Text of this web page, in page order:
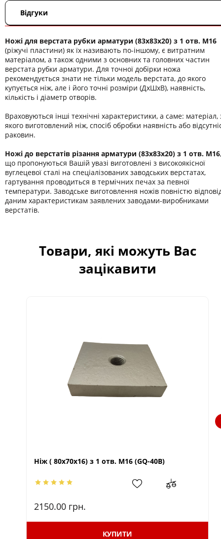
Відгуки
Ножі для верстата рубки арматури (83х83х20) з 1 отв. М16
(ріжучі пластини) як їх називають по-іншому, є витратним
матеріалом, а також одними з основних та головних частин
верстата рубки арматури. Для точної добірки ножа
рекомендується знати не тільки модель верстата, до якого
купується ніж, але і його точні розміри (ДхШхВ), наявність,
кількість і діаметр отворів.
Враховуються інші технічні характеристики, а саме: матеріал,
якого виготовлений ніж, спосіб обробки наявність або
раковин.
Ножі до верстатів різання арматури (83х83х20) з 1 отв. М16,
що пропонуються Вашій увазі виготовлені з високоякісної
вуглецевої сталі на спеціалізованих заводських верстатах,
гартування проводиться в термічних печах за певної
температури. Заводське виготовлення ножів повністю
даним характеристикам заявлених заводами-виробниками
верстатів.
Товари, які можуть Вас
зацікавити
Ніж ( 80х70х16) з 1 отв. М16 (GQ-40В)
2150.00 грн.
КУПИТИ